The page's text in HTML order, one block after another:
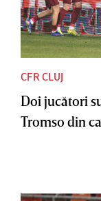
CFR CLUJ
Doi jucători
Tromso din